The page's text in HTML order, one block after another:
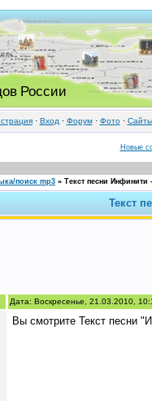
России
· Вход · Форум· Фото· Cайты
Новые
поиск mp3 » Текст песни
Текст
Дата: Воскресенье, 21.03.2010,
Вы смотрите Текст песни